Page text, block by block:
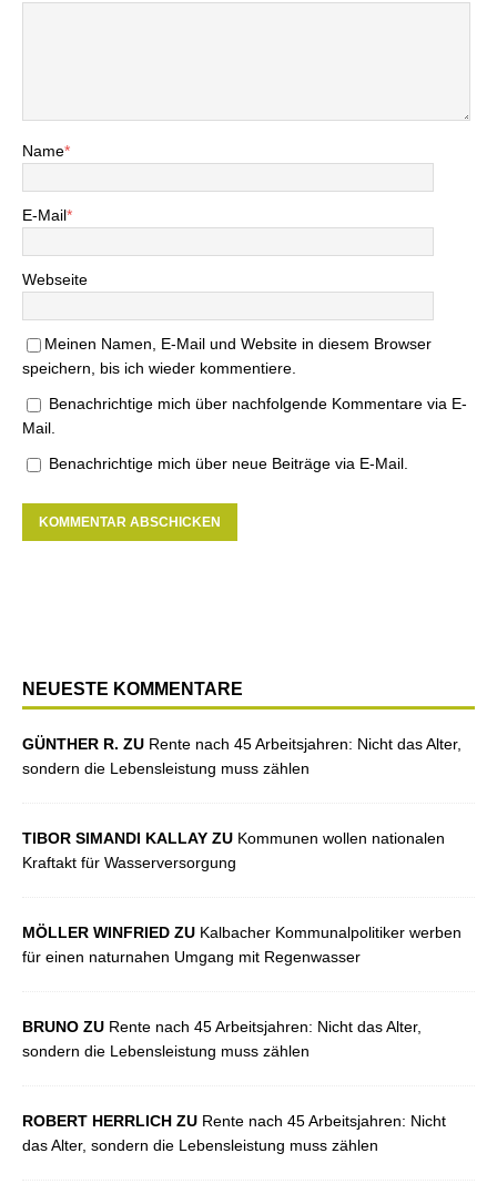
Name*
E-Mail*
Webseite
Meinen Namen, E-Mail und Website in diesem Browser
speichern, bis ich wieder kommentiere.
Benachrichtige mich über nachfolgende Kommentare via E-
Mail.
Benachrichtige mich über neue Beiträge via E-Mail.
NEUESTE KOMMENTARE
GÜNTHER R. ZU Rente nach 45 Arbeitsjahren: Nicht das Alter,
sondern die Lebensleistung muss zählen
TIBOR SIMANDI KALLAY ZU Kommunen wollen nationalen
Kraftakt für Wasserversorgung
MÖLLER WINFRIED ZU Kalbacher Kommunalpolitiker werben
für einen naturnahen Umgang mit Regenwasser
BRUNO ZU Rente nach 45 Arbeitsjahren: Nicht das Alter,
sondern die Lebensleistung muss zählen
ROBERT HERRLICH ZU Rente nach 45 Arbeitsjahren: Nicht
das Alter, sondern die Lebensleistung muss zählen